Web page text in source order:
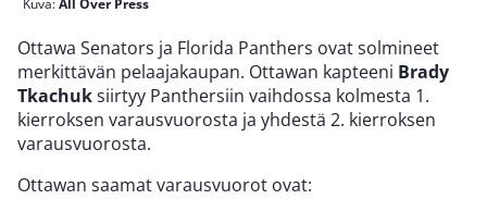
Ottawa Senators ja Florida Panthers ovat solmineet
merkittävän pelaajakaupan. Ottawan kapteeni Brady
Tkachuksiirtyy Panthersiin vaihdossa kolmesta 1.
kierroksen varausvuorosta ja yhdestä 2. kierroksen
varausvuorosta.
Ottawan saamat varausvuorot ovat: